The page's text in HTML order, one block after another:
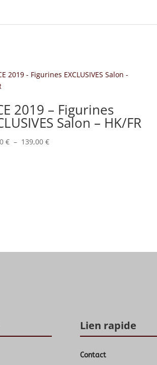
2019 – Figurines
Salon – HK/FR
€ – 139,00 €Plage
Lien rapide
Contact